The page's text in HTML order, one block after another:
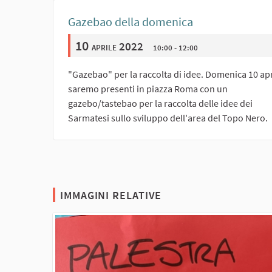
Gazebao della domenica
10 aprile 2022 10:00 - 12:00
"Gazebao" per la raccolta di idee. Domenica 10
saremo presenti in piazza Roma con un
gazebo/tastebao per la raccolta delle idee dei
Sarmatesi sullo sviluppo dell'area del Topo Nero.
IMMAGINI RELATIVE